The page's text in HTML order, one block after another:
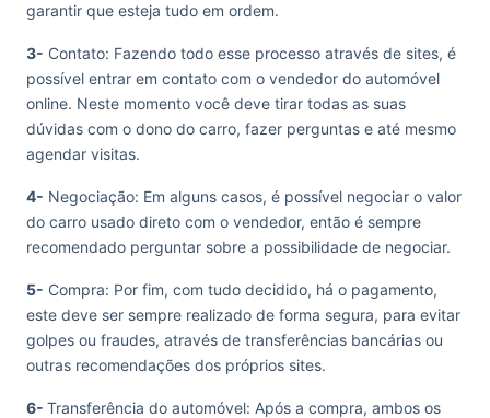
garantir que esteja tudo em ordem.
3- Contato: Fazendo todo esse processo através de sites, é
possível entrar em contato com o vendedor do automóvel
online. Neste momento você deve tirar todas as suas
dúvidas com o dono do carro, fazer perguntas e até mesmo
agendar visitas.
4- Negociação: Em alguns casos, é possível negociar o valor
do carro usado direto com o vendedor, então é sempre
recomendado perguntar sobre a possibilidade de negociar.
5- Compra: Por fim, com tudo decidido, há o pagamento,
este deve ser sempre realizado de forma segura, para evitar
golpes ou fraudes, através de transferências bancárias ou
outras recomendações dos próprios sites.
6- Transferência do automóvel: Após a compra, ambos os